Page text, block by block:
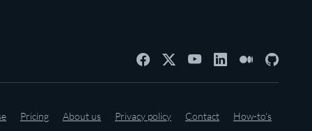
Pricing About us Privacy policy Contact How-to's